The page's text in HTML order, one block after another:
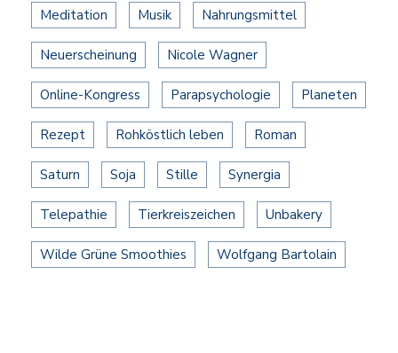
Meditation Musik Nahrungsmittel
Neuerscheinung Nicole Wagner
Online-Kongress Parapsychologie Planeten
Rezept Rohköstlich leben Roman
Saturn Soja Stille Synergia
Telepathie Tierkreiszeichen Unbakery
Wilde Grüne Smoothies Wolfgang Bartolain